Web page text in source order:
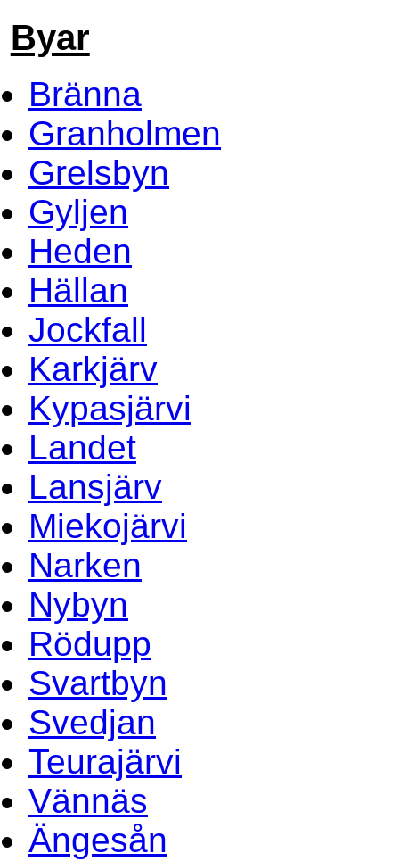
Byar
Bränna
Granholmen
Grelsbyn
Gyljen
Heden
Hällan
Jockfall
Karkjärv
Kypasjärvi
Landet
Lansjärv
Miekojärvi
Narken
Nybyn
Rödupp
Svartbyn
Svedjan
Teurajärvi
Vännäs
Ängesån